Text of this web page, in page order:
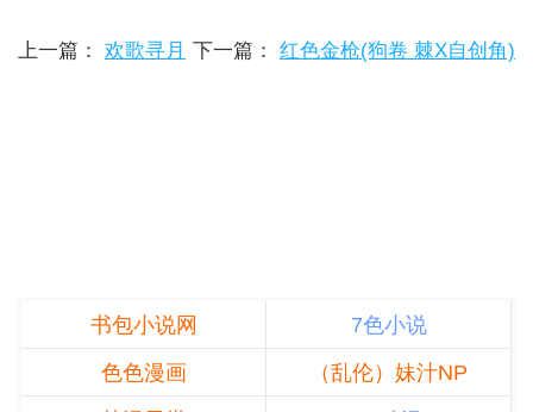
上一篇： 欢歌寻月 下一篇： 红色金枪(狗卷 棘X自创角)
书包小说网
7色小说
色色漫画
（乱伦）妹汁NP